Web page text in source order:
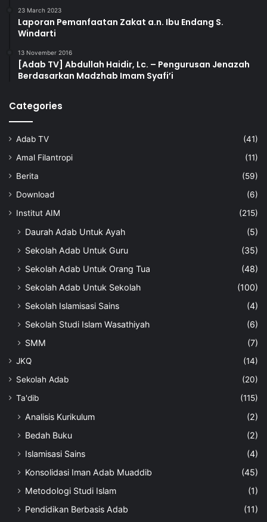
23 March 2023
Laporan Pemanfaatan Zakat a.n. Ibu Endang S.
Windarti
13 November 2016
[Adab TV] Abdullah Haidir, Lc. – Pengurusan Jenazah
Berdasarkan Madzhab Imam Syafi’i
Categories
Adab TV
(41)
Amal Filantropi
(11)
Berita
(59)
Download
(6)
Institut AIM
(215)
Daurah Adab Untuk Ayah
(5)
Sekolah Adab Untuk Guru
(35)
Sekolah Adab Untuk Orang Tua
(48)
Sekolah Adab Untuk Sekolah
(100)
Sekolah Islamisasi Sains
(4)
Sekolah Studi Islam Wasathiyah
(6)
SMM
(7)
JKQ
(14)
Sekolah Adab
(20)
Ta'dib
(115)
Analisis Kurikulum
(2)
Bedah Buku
(2)
Islamisasi Sains
(4)
Konsolidasi Iman Adab Muaddib
(45)
Metodologi Studi Islam
(1)
Pendidikan Berbasis Adab
(11)